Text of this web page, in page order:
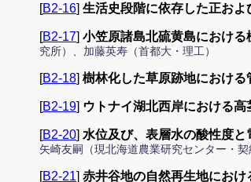
[B2-16] 生活史段階に依存した正お
[B2-17] 小笠原諸島北硫黄島におけ
究所）、加藤英寿（首都大・理工）
[B2-18] 樹林化した草原跡地におけ
[B2-19] ウトナイ湖北西岸における
[B2-20] 水位及び、表層水の酸性度
矢崎友嗣（現北海道農業研究センター・契
[B2-21] 赤井谷地の自然再生地におけ